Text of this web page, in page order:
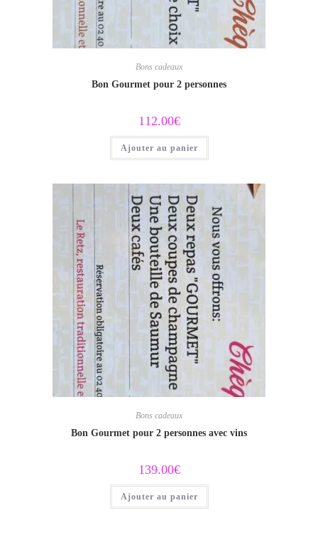
Bons cadeaux
Bon Gourmet pour 2 personnes
112.00€
Ajouter au panier
Bons cadeaux
Bon Gourmet pour 2 personnes avec vins
139.00€
Ajouter au panier